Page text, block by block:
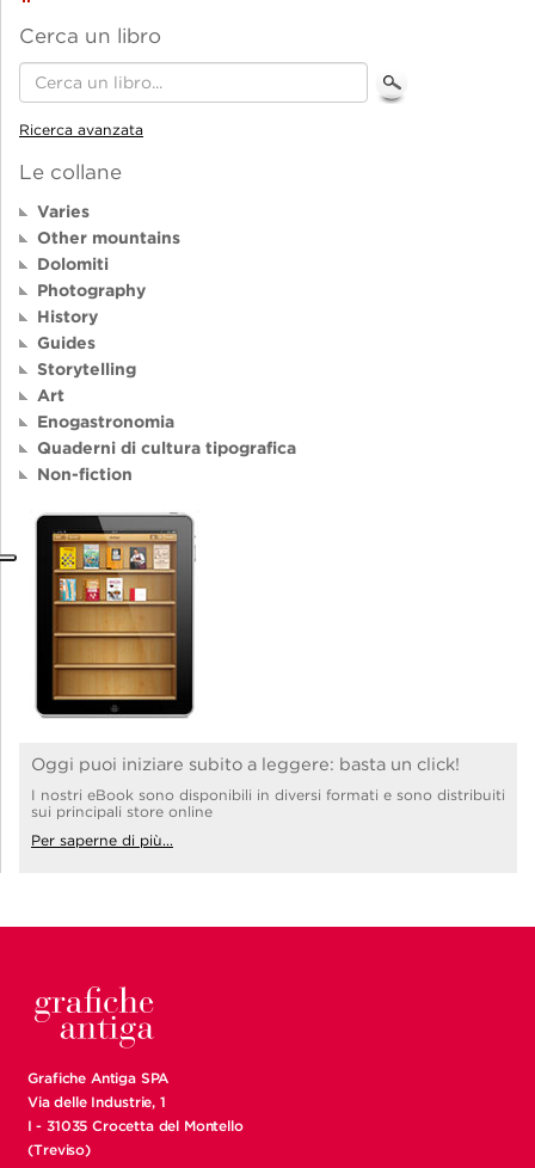
Cerca un libro
Ricerca avanzata
Le collane
Varies
Other mountains
Dolomiti
Photography
History
Guides
Storytelling
Art
Enogastronomia
Quaderni di cultura tipografica
Non-fiction
Oggi puoi iniziare subito a leggere: basta un click!
I nostri eBook sono disponibili in diversi formati e sono distribuiti
sui principali store online
Per saperne di più...
Grafiche Antiga SPA
Via delle Industrie, 1
I - 31035 Crocetta del Montello
(Treviso)